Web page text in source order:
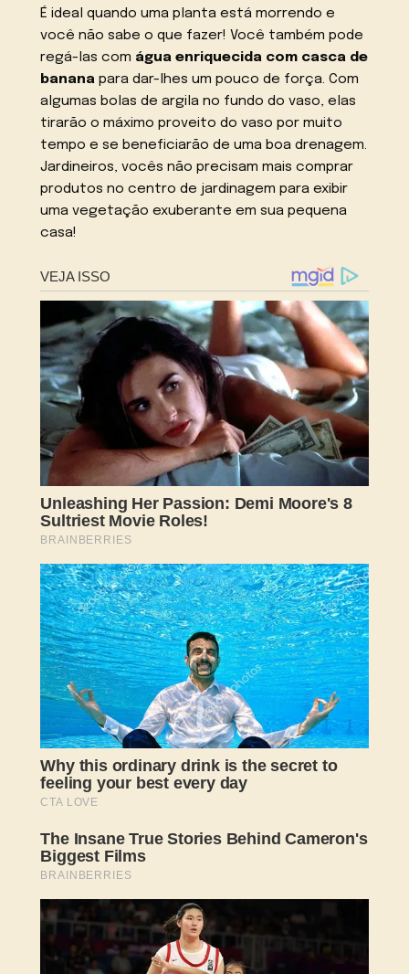
É ideal quando uma planta está morrendo e
você não sabe o que fazer! Você também pode
regá-las com água enriquecida com casca de
banana para dar-lhes um pouco de força. Com
algumas bolas de argila no fundo do vaso, elas
tirarão o máximo proveito do vaso por muito
tempo e se beneficiarão de uma boa drenagem.
Jardineiros, vocês não precisam mais comprar
produtos no centro de jardinagem para exibir
uma vegetação exuberante em sua pequena
casa!